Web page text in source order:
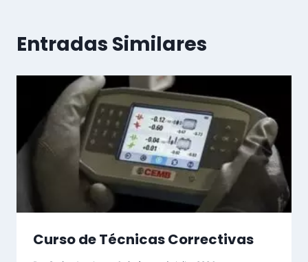
Entradas Similares
Curso de Técnicas Correctivas